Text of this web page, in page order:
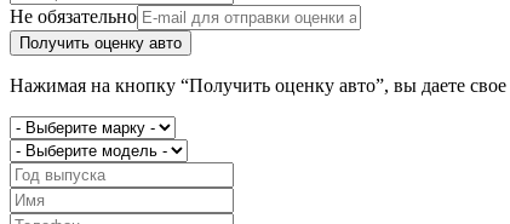
Не обязательно
Получить оценку авто
Нажимая на кнопку “Получить оценку авто”, вы даете свое